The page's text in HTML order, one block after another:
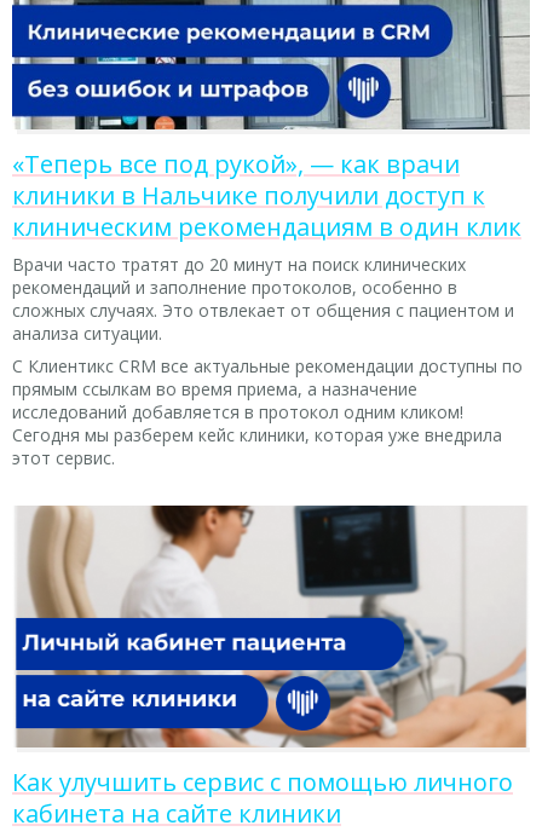
«Теперь все под рукой», — как врачи
клиники в Нальчике получили доступ к
клиническим рекомендациям в один клик
Врачи часто тратят до 20 минут на поиск клинических
рекомендаций и заполнение протоколов, особенно в
сложных случаях. Это отвлекает от общения с пациентом и
анализа ситуации.
С Клиентикс CRM все актуальные рекомендации доступны по
прямым ссылкам во время приема, а назначение
исследований добавляется в протокол одним кликом!
Сегодня мы разберем кейс клиники, которая уже внедрила
этот сервис.
Как улучшить сервис с помощью личного
кабинета на сайте клиники